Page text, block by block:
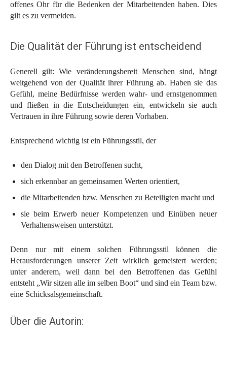
offenes Ohr für die Bedenken der Mitarbeitenden haben. Dies
gilt es zu vermeiden.
Die Qualität der Führung ist entscheidend
Generell gilt: Wie veränderungsbereit Menschen sind, hängt
weitgehend von der Qualität ihrer Führung ab. Haben sie das
Gefühl, meine Bedürfnisse werden wahr- und ernstgenommen
und fließen in die Entscheidungen ein, entwickeln sie auch
Vertrauen in ihre Führung sowie deren Vorhaben.
Entsprechend wichtig ist ein Führungsstil, der
den Dialog mit den Betroffenen sucht,
sich erkennbar an gemeinsamen Werten orientiert,
die Mitarbeitenden bzw. Menschen zu Beteiligten macht und
sie beim Erwerb neuer Kompetenzen und Einüben neuer
Verhaltensweisen unterstützt.
Denn nur mit einem solchen Führungsstil können die
Herausforderungen unserer Zeit wirklich gemeistert werden;
unter anderem, weil dann bei den Betroffenen das Gefühl
entsteht „Wir sitzen alle im selben Boot“ und sind ein Team bzw.
eine Schicksalsgemeinschaft.
Über die Autorin: